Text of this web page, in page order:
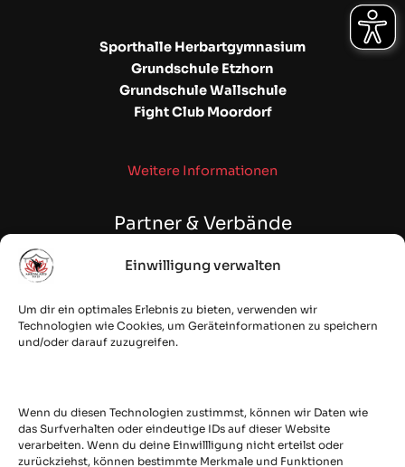
Einwilligung verwalten
Um dir ein optimales Erlebnis zu bieten, verwenden wir
Technologien wie Cookies, um Geräteinformationen zu speichern
und/oder darauf zuzugreifen.
Wenn du diesen Technologien zustimmst, können wir Daten wie
das Surfverhalten oder eindeutige IDs auf dieser Website
verarbeiten. Wenn du deine Einwillligung nicht erteilst oder
zurückziehst, können bestimmte Merkmale und Funktionen
Sporthalle Herbartgymnasium
Grundschule Etzhorn
Grundschule Wallschule
Fight Club Moordorf
Weitere Informationen
Partner & Verbände
Fehntjer Taekwon-Do Club e.V.
Budostoff Online Shop
quesec: IT Security & Cloud
Secured by